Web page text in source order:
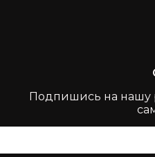
Подпишись на нашу